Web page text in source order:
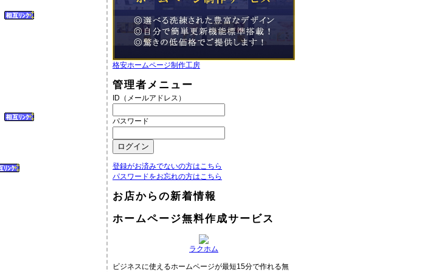
格安ホームページ制作工房
管理者メニュー
ID（メールアドレス）
パスワード
登録がお済みでないの方はこちら
パスワードをお忘れの方はこちら
お店からの新着情報
ホームページ無料作成サービス
ラクホム
ビジネスに使えるホームページが最短15分で作れる無